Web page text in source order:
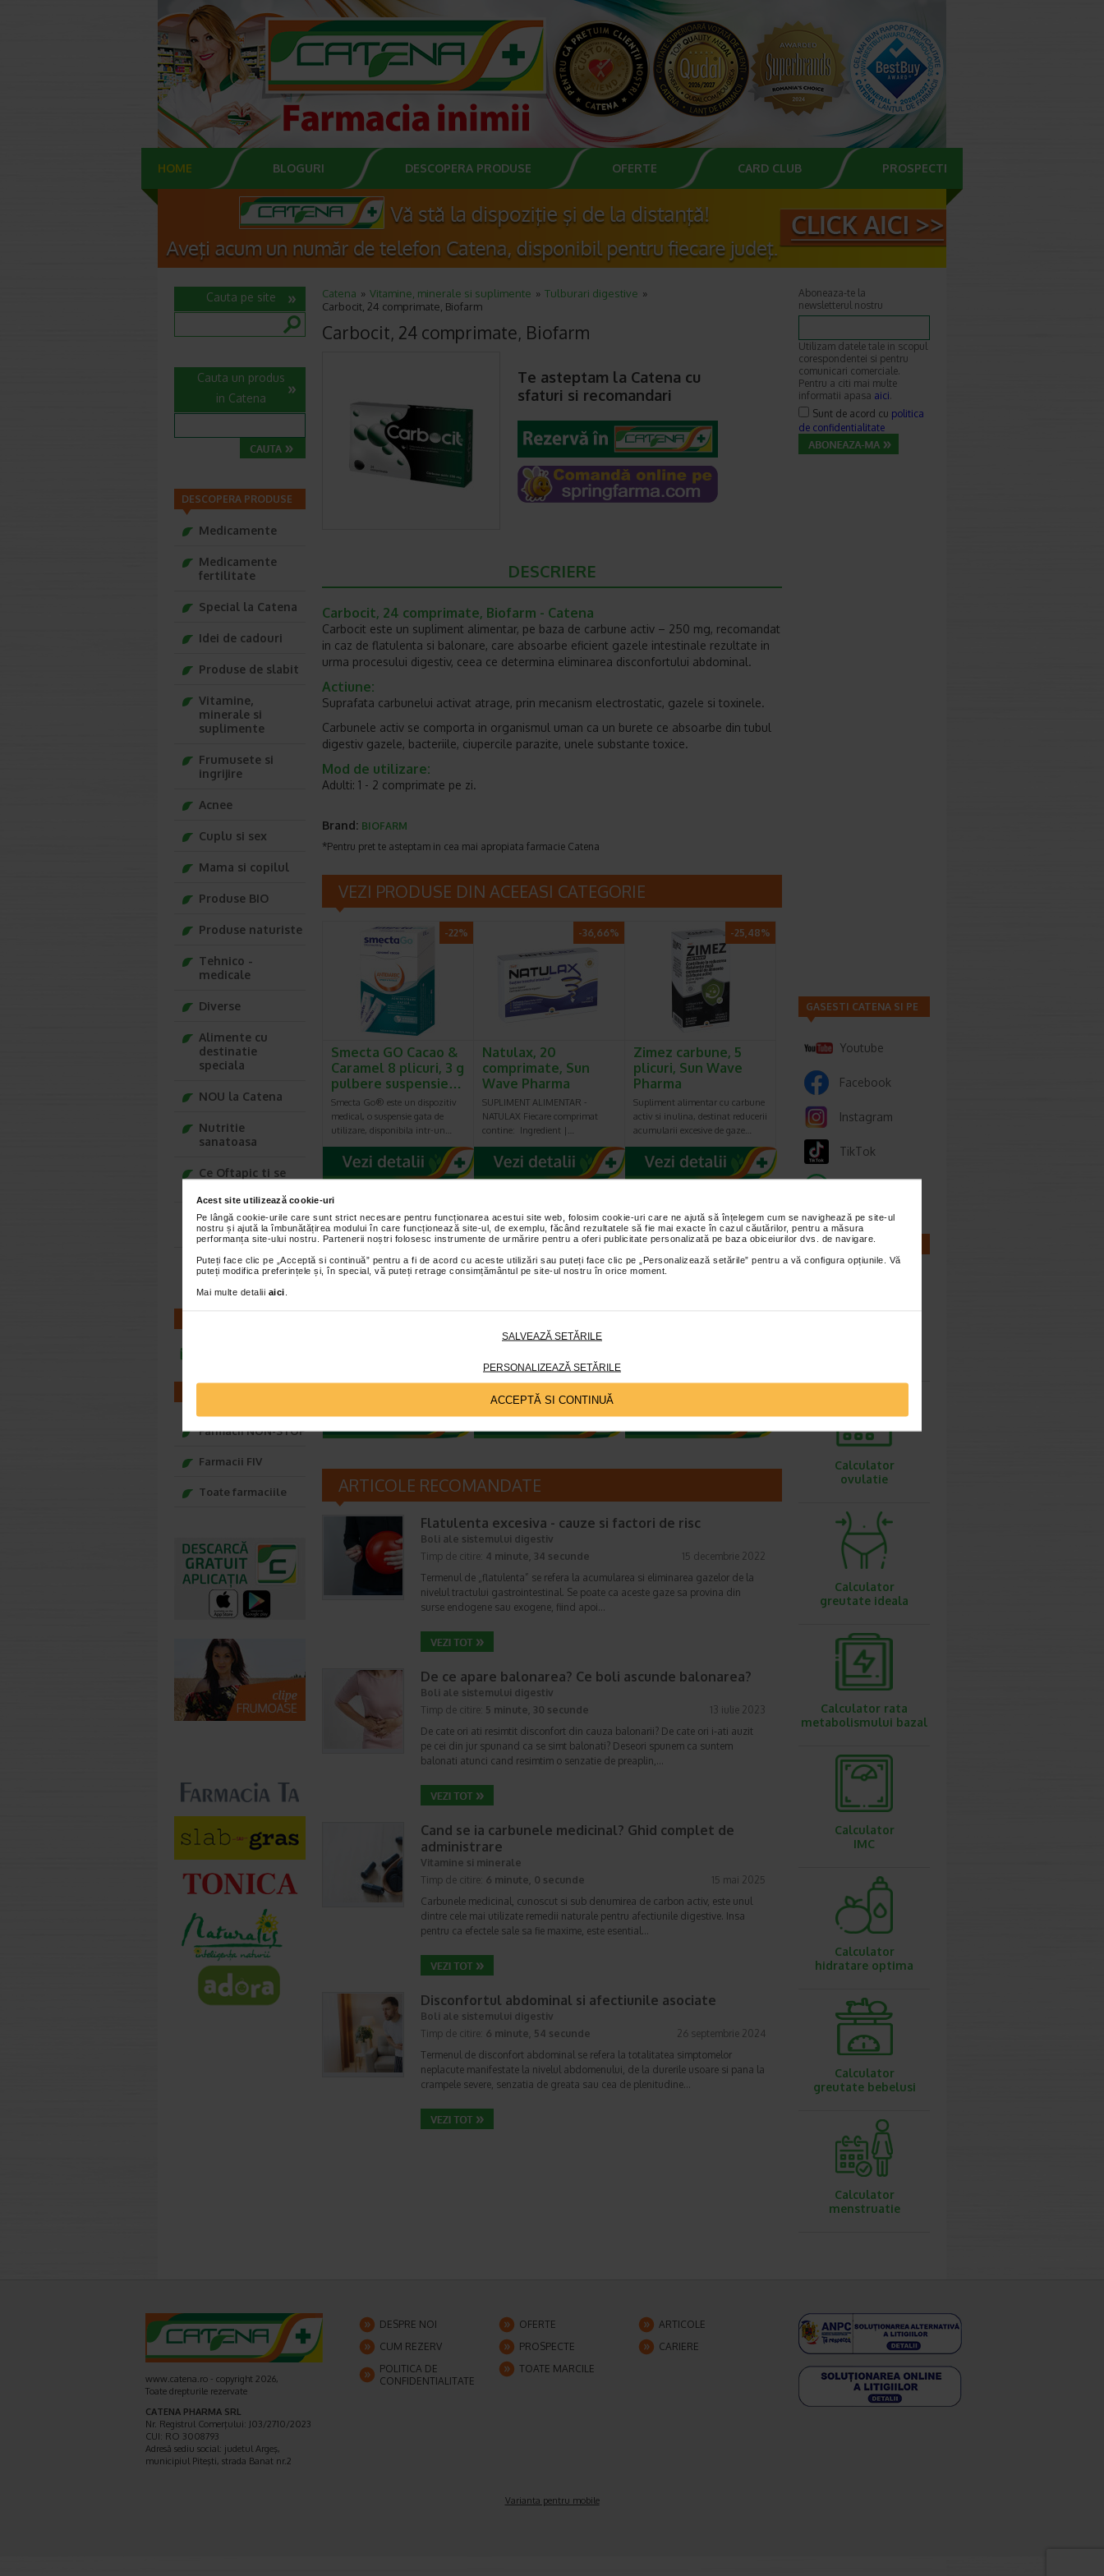
Acest site utilizează cookie-uri
Pe lângă cookie-urile care sunt strict necesare pentru funcționarea acestui site web, folosim cookie-uri care ne ajută să înțelegem cum se navighează pe site-ul
nostru și ajută la îmbunătățirea modului în care funcționează site-ul, de exemplu, făcând rezultatele să fie mai exacte în cazul căutărilor, pentru a măsura
performanța site-ului nostru. Partenerii noștri folosesc instrumente de urmărire pentru a oferi publicitate personalizată pe baza obiceiurilor dvs. de navigare.
Puteți face clic pe „Acceptă si continuă” pentru a fi de acord cu aceste utilizări sau puteți face clic pe „Personalizează setările” pentru a vă configura opțiunile. Vă
puteți modifica preferințele și, în special, vă puteți retrage consimțământul pe site-ul nostru în orice moment.
Mai multe detalii aici
SALVEAZĂ SETĂRILE
PERSONALIZEAZĂ SETĂRILE
ACCEPTĂ SI CONTINUĂ
HOME BLOGURI DESCOPERA PRODUSE OFERTE CARD CLUB PROSPECTE
Catena Vitamine, minerale si suplimente
Tulburari digestive
Carbocit, 24 comprimate, Biofarm
Carbocit, 24 comprimate, Biofarm
Te asteptam la Catena cu
sfaturi si recomandari
DESCRIERE
Carbocit, 24 comprimate, Biofarm - Catena
Carbocit este un supliment alimentar, pe baza de carbune activ – 250 mg, recomandat
in caz de flatulenta si balonare, care absoarbe eficient gazele intestinale rezultate in
urma procesului digestiv, ceea ce determina eliminarea disconfortului abdominal.
Actiune:
Suprafata carbunelui activat atrage, prin mecanism electrostatic, gazele si toxinele.
Carbunele activ se comporta in organismul uman ca un burete ce absoarbe din tubul
digestiv gazele, bacteriile, ciupercile parazite, unele substante toxice.
Mod de utilizare:
Adulti: 1 - 2 comprimate pe zi.
Brand: BIOFARM
*Pentru pret te asteptam in cea mai apropiata farmacie Catena
VEZI PRODUSE DIN ACEEASI CATEGORIE
-22%
Smecta GO Cacao &
Caramel 8 plicuri, 3 g
pulbere suspensie…
Smecta Go® este un dispozitiv
medical, o suspensie gata de
utilizare, disponibila intr-un…
-36,66%
Natulax, 20
comprimate, Sun
Wave Pharma
SUPLIMENT ALIMENTAR -
NATULAX Fiecare comprimat
contine: Ingredient |…
-25,48%
Zimez carbune, 5
plicuri, Sun Wave
Pharma
Supliment alimentar cu carbune
activ si inulina, destinat reducerii
acumularii excesive de gaze…
10 capsule vegetale,
Naturalis
Naturalis ProbioSuport Forte este
un supliment alimentar
ARTICOLE RECOMANDATE
Flatulenta excesiva - cauze si factori de risc
Boli ale sistemului digestiv
Timp de citire: 4 minute, 34 secunde
15 decembrie 2022
Termenul de „flatulenta” se refera la acumularea si eliminarea gazelor de la
nivelul tractului gastrointestinal. Se poate ca aceste gaze sa provina din
surse endogene sau exogene, fiind apoi…
De ce apare balonarea? Ce boli ascunde balonarea?
Boli ale sistemului digestiv
Timp de citire: 5 minute, 30 secunde
13 iulie 2023
De cate ori ati resimtit disconfort din cauza balonarii? De cate ori i-ati auzit
pe cei din jur spunand ca se simt balonati? Deseori spunem ca suntem
balonati atunci cand resimtim o senzatie de preaplin,…
Cand se ia carbunele medicinal? Ghid complet de
administrare
Vitamine si minerale
Timp de citire: 6 minute, 0 secunde
15 mai 2025
Carbunele medicinal, cunoscut si sub denumirea de carbon activ, este unul
dintre cele mai utilizate remedii naturale pentru afectiunile digestive. Insa
pentru ca efectele sale sa fie maxime, este esential…
Disconfortul abdominal si afectiunile asociate
Boli ale sistemului digestiv
Timp de citire: 6 minute, 54 secunde
26 septembrie 2024
Termenul de disconfort abdominal se refera la totalitatea simptomelor
neplacute manifestate la nivelul abdomenului, de la durerile usoare si pana la
crampele severe, senzatia de greata sau cea de plenitudine…
Cauta pe site
Cauta un produs
in Catena
DESCOPERA PRODUSE
Medicamente
Medicamente
fertilitate
Special la Catena
Idei de cadouri
Produse de slabit
Vitamine,
minerale si
suplimente
Frumusete si
ingrijire
Acnee
Cuplu si sex
Mama si copilul
Produse BIO
Produse naturiste
Tehnico -
medicale
Diverse
Alimente cu
destinatie
speciala
NOU la Catena
Nutritie
sanatoasa
Ce Oftapic ti se
Adora – Adorabili
din prima clipa
Seturi cadou
Baylis&Harding
Farmacii NON-STOP
Farmacii FIV
Toate farmaciile
Aboneaza-te la
newsletterul nostru
Utilizam datele tale in scopul
corespondentei si pentru
comunicari comerciale.
Pentru a citi mai multe
informatii apasa aici.
Sunt de acord cu politica
de confidentialitate
GASESTI CATENA SI PE
Youtube
Facebook
Instagram
TikTok
CALCULATOARE
Calculator
ovulatie
Calculator
greutate ideala
Calculator rata
metabolismului bazal
Calculator
IMC
Calculator
hidratare optima
Calculator
greutate bebelusi
Calculator
menstruatie
www.catena.ro - copyright 2026,
Toate drepturile rezervate
CATENA PHARMA SRL
Nr. Registrul Comerţului: J03/2710/2023
CUI: RO 3008793
Adresă sediu social: judetul Argeş,
municipiul Piteşti, strada Banat nr.2
DESPRE NOI OFERTE
ARTICOLE
CUM REZERV
PROSPECTE
CARIERE
POLITICA DE
CONFIDENTIALITATE
TOATE MARCILE
Varianta pentru mobile